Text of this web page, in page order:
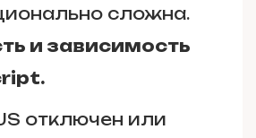
сложна.
и зависимость
отключен или